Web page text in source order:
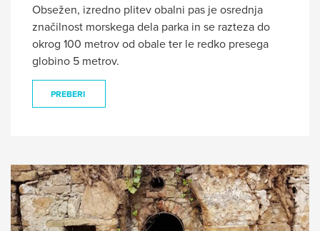
Obsežen, izredno plitev obalni pas je osrednja
značilnost morskega dela parka in se razteza do
okrog 100 metrov od obale ter le redko presega
globino 5 metrov.
PREBERI